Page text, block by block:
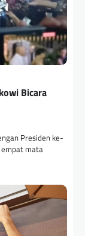
Bicara
Presiden ke-
empat mata